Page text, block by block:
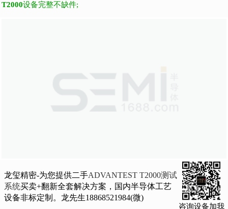
T2000设备完整不缺件;
龙玺精密-为您提供二手ADVANTEST T2000测试
系统买卖+翻新全套解决方案，国内半导体工艺
设备非标定制。龙先生18868521984(微)
咨询设备加我